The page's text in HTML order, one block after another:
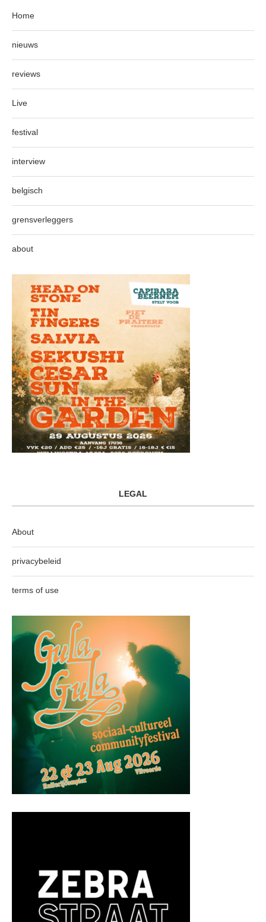
Home
nieuws
reviews
Live
festival
interview
belgisch
grensverleggers
about
LEGAL
About
privacybeleid
terms of use